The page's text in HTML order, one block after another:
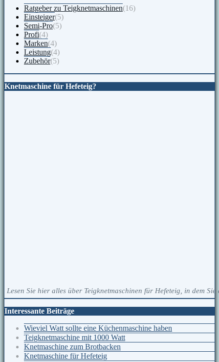
Ratgeber zu Teigknetmaschinen(16)
Einsteiger(5)
Semi-Pro(5)
Profi(4)
Marken(4)
Leistung(4)
Zubehör(5)
Knetmaschine für Hefeteig?
Lesen Sie hier alles über Teigknetmaschinen für Hefeteig, in dem
Interessante Beiträge
Wieviel Watt sollte eine Küchenmaschine haben
Teigknetmaschine mit 1000 Watt
Knetmaschine zum Brotbacken
Knetmaschine für Hefeteig